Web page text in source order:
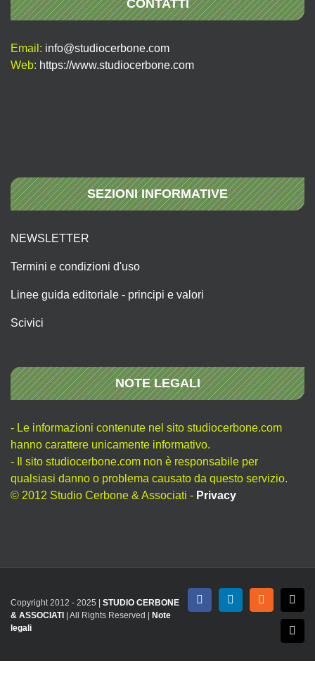
CONTATTI
Email: info@studiocerbone.com
Web: https://www.studiocerbone.com
SEZIONI INFORMATIVE
NEWSLETTER
Termini e condizioni d'uso
Linee guida editoriale - principi e valori
Scivici
NOTE LEGALI
- Le informazioni contenute nel sito studiocerbone.com
hanno carattere unicamente informativo.
- Il sito studiocerbone.com non è responsabile per
qualsiasi danno o problema causato da questo servizio.
© 2012 Studio Cerbone & Associati - Privacy
Copyright 2012 - 2025 | STUDIO CERBONE
& ASSOCIATI
| All Rights Reserved |
Note
legali
FacebookLinkedInRss X